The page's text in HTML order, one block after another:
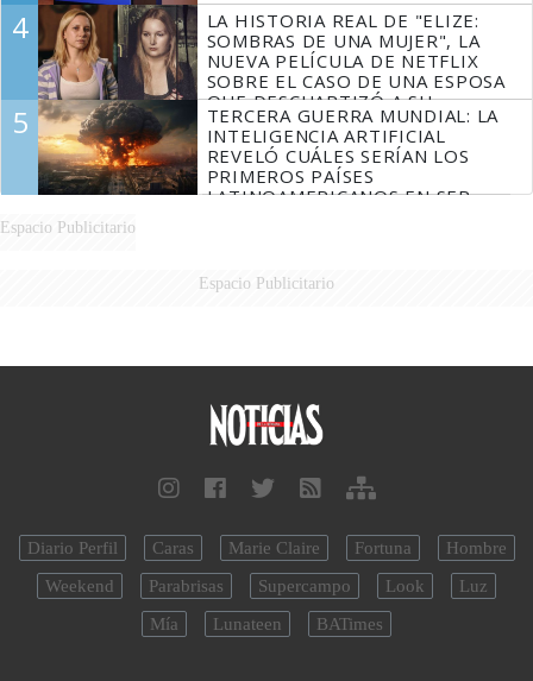
4
LA HISTORIA REAL DE "ELIZE:
SOMBRAS DE UNA MUJER", LA
NUEVA PELÍCULA DE NETFLIX
SOBRE EL CASO DE UNA ESPOSA
QUE DESCUARTIZÓ A SU
MARIDO
5
TERCERA GUERRA MUNDIAL: LA
INTELIGENCIA ARTIFICIAL
REVELÓ CUÁLES SERÍAN LOS
PRIMEROS PAÍSES
LATINOAMERICANOS EN SER
Espacio Publicitario
Espacio Publicitario
Diario Perfil Caras Marie Claire Fortuna
Hombre
Weekend
Parabrisas Supercampo Look
Luz
Mía
Lunateen BATimes